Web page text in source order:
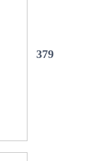
379